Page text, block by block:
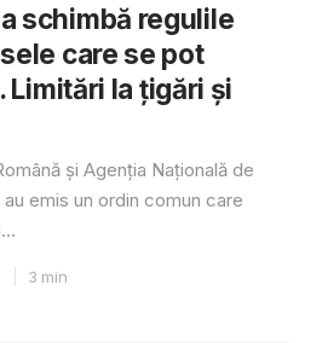
schimbă regulile
care se pot
Limitări la țigări și
și Agenția Națională de
emis un ordin comun care
3 min